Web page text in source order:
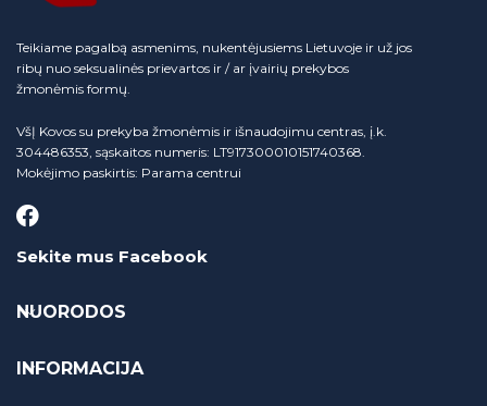
Teikiame pagalbą asmenims, nukentėjusiems Lietuvoje ir už jos
ribų nuo seksualinės prievartos ir / ar įvairių prekybos
žmonėmis formų.
VšĮ Kovos su prekyba žmonėmis ir išnaudojimu centras, į.k.
304486353, sąskaitos numeris: LT917300010151740368.
Mokėjimo paskirtis: Parama centrui
Sekite mus Facebook
NUORODOS
INFORMACIJA